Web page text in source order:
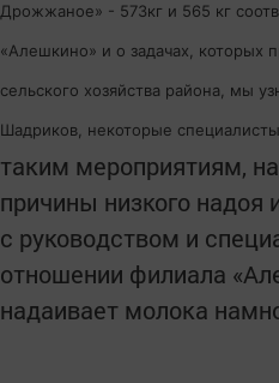
Дрожжаное» - 573кг и 565 кг
«Алешкино» и о задачах, которых
сельского хозяйства района, мы
Шадриков, некоторые специалисты
таким мероприятиям,
причины низкого надоя
с руководством и
отношении филиала
надаивает молока